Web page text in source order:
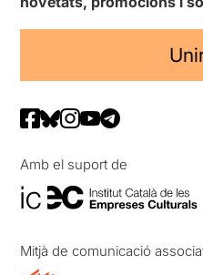
Amb el suport de
Mitjà de comunicació